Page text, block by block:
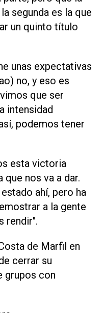
segunda es la que
un quinto título
unas expectativas
no, y eso es
que ser
intensidad
podemos tener
esta victoria
nos va a dar.
ahí, pero ha
a ⁠la gente
rendir".
de Marfil ​en
cerrar su
grupos con